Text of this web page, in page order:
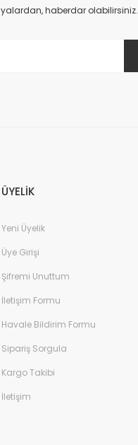
haberdar olabilirsiniz.
ÜYELİK
Yeni Üyelik
Üye Girişi
Şifremi Unuttum
İletişim Formu
Havale Bildirim Formu
Sipariş Sorgula
Kargo Takibi
İletişim